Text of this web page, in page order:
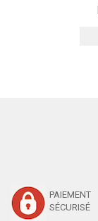
PAIEMENT
SÉCURISÉ